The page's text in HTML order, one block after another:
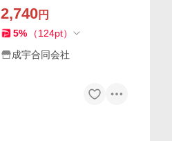
卒園式 結婚式 七五三 お宮参
り 撮影 発表会
2,740円
5% （124pt）
成宇合同会社